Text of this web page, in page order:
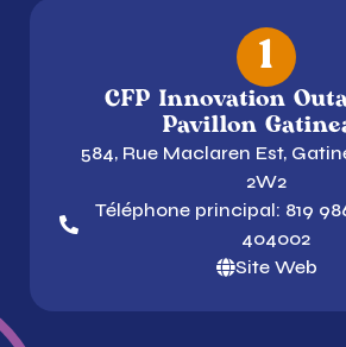
1
CFP Innovation
Pavillon
584, Rue Maclaren Est,
2W2
Téléphone principal: 819
404002
Site Web